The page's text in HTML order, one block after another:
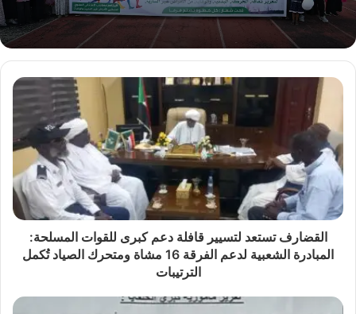
القضارف تستعد لتسيير قافلة دعم كبرى للقوات المسلحة:
المبادرة الشعبية لدعم الفرقة 16 مشاة ومتحرك الصياد تُكمل
الترتيبات